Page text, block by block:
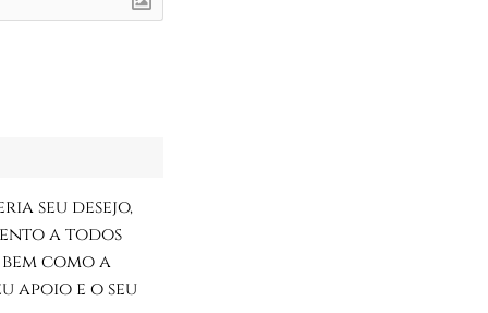
seu desejo,
a todos
como a
apoio e o seu